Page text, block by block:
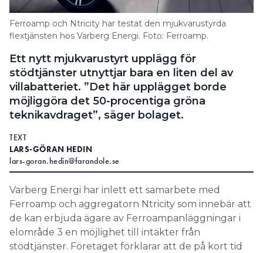
Search for:
SEARCH
Ferroamp och Ntricity har testat den mjukvarustyrda
flextjänsten hos Varberg Energi. Foto: Ferroamp.
Ett nytt mjukvarustyrt upplägg för
stödtjänster utnyttjar bara en liten del av
villabatteriet. ”Det här upplägget borde
möjliggöra det 50-procentiga gröna
teknikavdraget”, säger bolaget.
TEXT
LARS-GÖRAN HEDIN
lars-goran.hedin@farandole.se
Varberg Energi har inlett ett samarbete med
Ferroamp och aggregatorn Ntricity som innebär att
de kan erbjuda ägare av Ferroampanläggningar i
elområde 3 en möjlighet till intäkter från
stödtjänster. Företaget förklarar att de på kort tid